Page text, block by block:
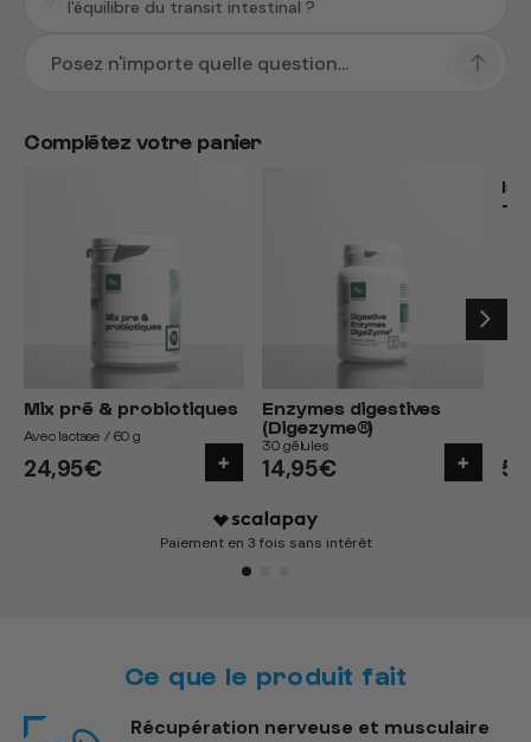
l'équilibre du transit intestinal ?
Complétez votre panier
Mix pré & probiotiques
Avec lactase / 60 g
Prix
24,95€
Enzymes digestives
(Digezyme®)
30 gélules
Prix
14,95€
-
Paiement en 3 fois sans intérêt
Ce que le produit fait
Récupération nerveuse et musculaire